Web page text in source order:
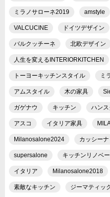
ミラノサローネ2019 amstyle
VALCUCINE ドイツデザイン
バルクッチーネ 北欧デザイン
人生を変えるINTERIORKITCHEN
トーヨーキッチンスタイル ミ
アムスタイル 木の家具
ガゲナウ キッチン ハン
アスコ イタリア家具
Milanosalone2024 カッシーナ
supersalone キッチンリノベ
イタリア Milanosalone2018
素敵なキッチン ジーマティッ